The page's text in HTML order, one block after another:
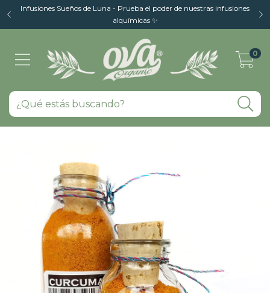
Infusiones Sueños de Luna - Prueba el poder de nuestras infusiones
alquímicas ✨
0